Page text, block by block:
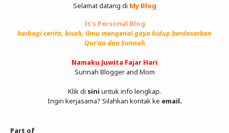
Selamat datang di My Blog
It's Personal Blog
berbagi cerita, kisah, ilmu mengenai gaya hidup berdasarkan
Qur'an dan Sunnah
Namaku Juwita Fajar Hari
Sunnah Blogger and Mom
Klik di sini untuk info lengkap.
Ingin kerjasama? Silahkan kontak ke email.
Part of